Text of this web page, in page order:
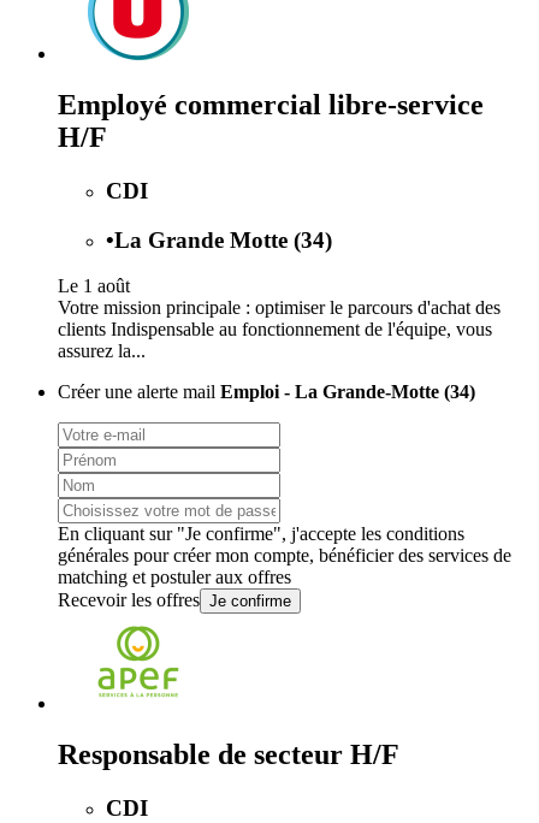
Employé commercial libre-service
H/F
CDI
•La Grande Motte (34)
Le 1 août
Votre mission principale : optimiser le parcours d'achat des
clients Indispensable au fonctionnement de l'équipe, vous
assurez la...
Créer une alerte mail Emploi - La Grande-Motte (34)
En cliquant sur "Je confirme", j'accepte les conditions
générales pour créer mon compte, bénéficier des services de
matching et postuler aux offres
Recevoir les offres Je confirme
Responsable de secteur H/F
CDI